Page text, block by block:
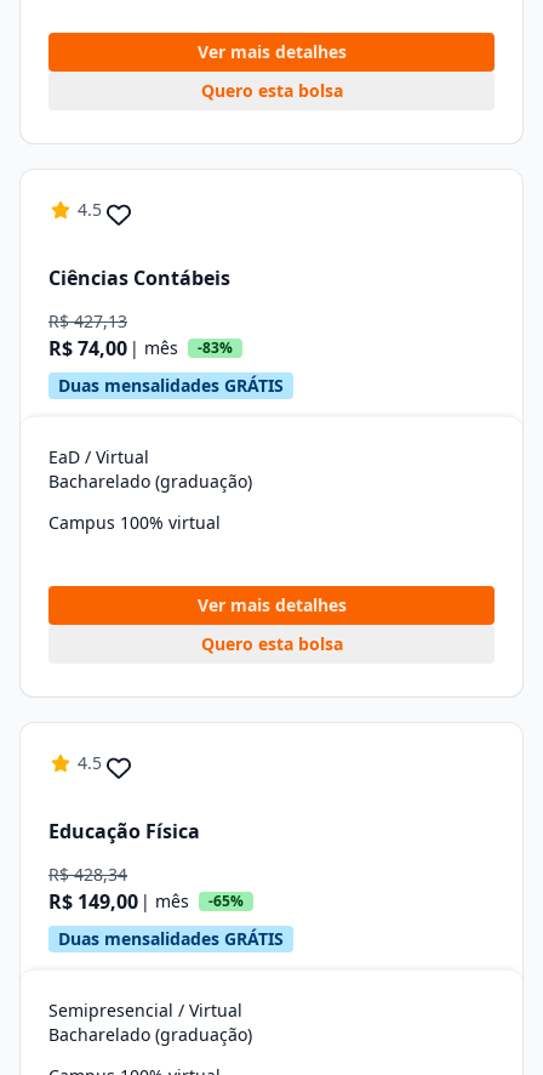
Ver mais detalhes
Quero esta bolsa
4.5
Ciências Contábeis
R$ 427,13
R$ 74,00 | mês -83%
Duas mensalidades GRÁTIS
EaD / Virtual
Bacharelado (graduação)
Campus 100% virtual
Ver mais detalhes
Quero esta bolsa
4.5
Educação Física
R$ 428,34
R$ 149,00 | mês -65%
Duas mensalidades GRÁTIS
Semipresencial / Virtual
Bacharelado (graduação)